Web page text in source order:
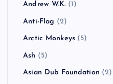
Andrew W.K. (1)
Anti-Flag (2)
Arctic Monkeys (5)
Ash (5)
Asian Dub Foundation (2)